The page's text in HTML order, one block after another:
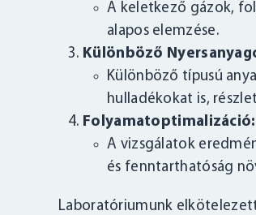
A keletkező gázok,
alapos elemzése.
Különböző
Különböző típusú
hulladékokat is,
Folyamatoptimalizáció:
A vizsgálatok
és fenntarthatóság
Laboratóriumunk